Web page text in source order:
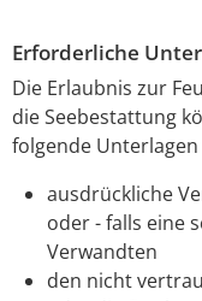
Erforderliche
Die Erlaubnis zur
die Seebestattung
folgende
ausdrückliche
oder - falls eine
Verwandten
den nicht